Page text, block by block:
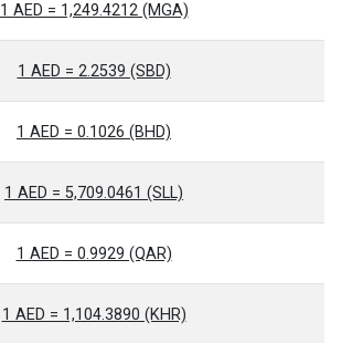
1 AED = 1,249.4212 (MGA)
1 AED = 2.2539 (SBD)
1 AED = 0.1026 (BHD)
1 AED = 5,709.0461 (SLL)
1 AED = 0.9929 (QAR)
1 AED = 1,104.3890 (KHR)